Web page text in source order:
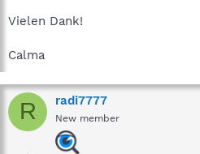
Vielen Dank!
Calma
R radi7777
New member